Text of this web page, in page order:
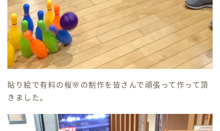
貼り絵で有料の桜🌸の制作を皆さんで頑張って作って頂
きました。